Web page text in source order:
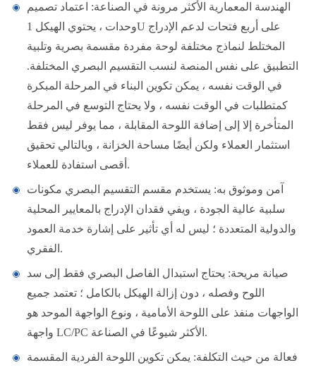
الهندسة المعمارية الأكثر مرونة في الصناعة: اعتماد تصميم
وحدات ، يحتوي الهيكل 1U على أربع فتحات لدعم الإدراج
المختلط لنماذج مختلفة لوحة مفردة مقسمة بصرية وتلبية
التطبيق على نفس المنصة لنسب التقسيم البصري المختلفة.
في الوقت نفسه ، يمكن تكوين البناء في المرحلة المبكرة
كمتطلبات في الوقت نفسه ، ولا يحتاج التوسع في المرحلة
المتأخرة إلا إلى إضافة اللوحة المقابلة ، مما يوفر ليس فقط
استثمار العملاء ولكن أيضًا مساحة الخزانة ، وبالتالي تحقيق
أقصى استفادة للعملاء.
آمن وموثوق به: يستخدم مقسم التقسيم البصري مكونات
سلبية عالية الجودة ، ويفي فقدان الإدراج بالمعايير المحلية
والدولية المتعددة ؛ ليس له أي تأثير على إشارة خدمة العمود
الفقري.
صيانة مريحة: يحتاج استبدال الفاصل البصري فقط إلى سد
اللوح وفصله ، دون إزالة الهيكل بالكامل ؛ تعتمد جميع
الواجهات منفذ على اللوحة الأمامية ، ونوع الواجهة الموحد هو
واجهة LC/PC الأكثر شيوعًا في الصناعة.
فعالة من حيث التكلفة: يمكن تكوين اللوحة الفردية المقسمة